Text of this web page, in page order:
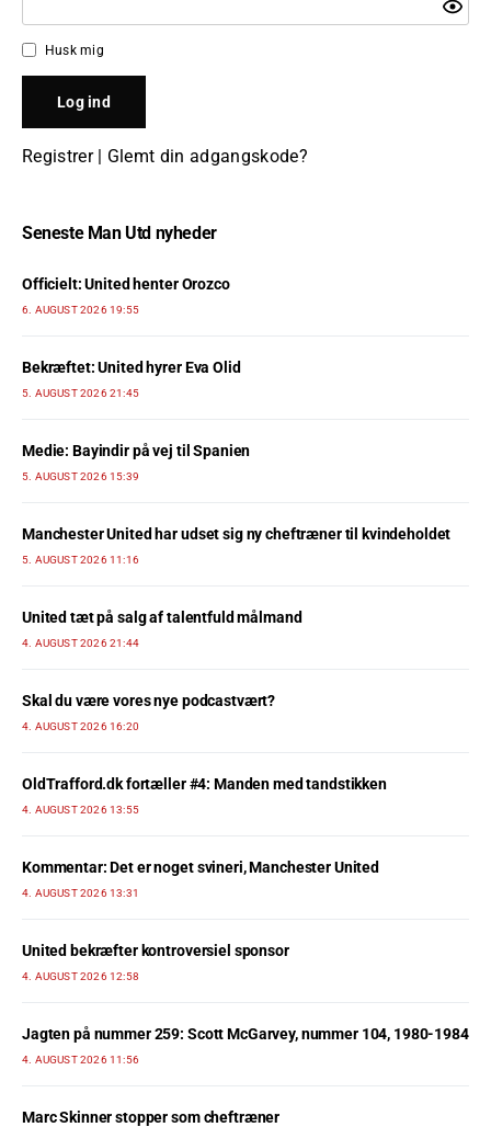
Husk mig
Registrer| Glemt din adgangskode?
Seneste Man Utd nyheder
Officielt: United henter Orozco
6. AUGUST 2026 19:55
Bekræftet: United hyrer Eva Olid
5. AUGUST 2026 21:45
Medie: Bayindir på vej til Spanien
5. AUGUST 2026 15:39
Manchester United har udset sig ny cheftræner til kvindeholdet
5. AUGUST 2026 11:16
United tæt på salg af talentfuld målmand
4. AUGUST 2026 21:44
Skal du være vores nye podcastvært?
4. AUGUST 2026 16:20
OldTrafford.dk fortæller #4: Manden med tandstikken
4. AUGUST 2026 13:55
Kommentar: Det er noget svineri, Manchester United
4. AUGUST 2026 13:31
United bekræfter kontroversiel sponsor
4. AUGUST 2026 12:58
Jagten på nummer 259: Scott McGarvey, nummer 104, 1980-1984
4. AUGUST 2026 11:56
Marc Skinner stopper som cheftræner